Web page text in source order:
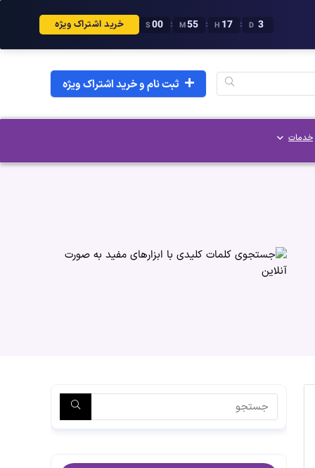
3
D
:
17
H
:
54
M
:
59
S خرید اشتراک ویژه
ثبت نام و خرید اشتراک ویژه
خدمات